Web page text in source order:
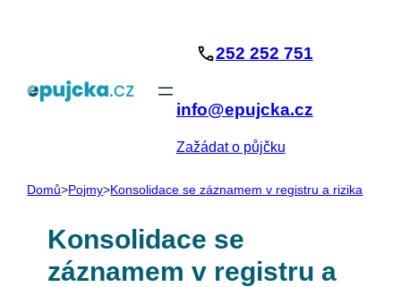
252 252 751
info@epujcka.cz
Zažádat o půjčku
Domů>Pojmy>Konsolidace se záznamem v registru a rizika
Konsolidace se
záznamem v registru a